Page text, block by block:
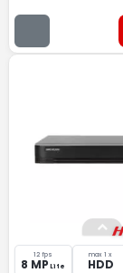
12 fps
8 MP Lite
max 1 x
HDD